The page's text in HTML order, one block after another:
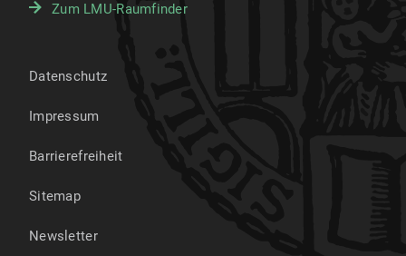
Zum LMU-Raumfinder
Datenschutz
Impressum
Barrierefreiheit
Sitemap
Newsletter